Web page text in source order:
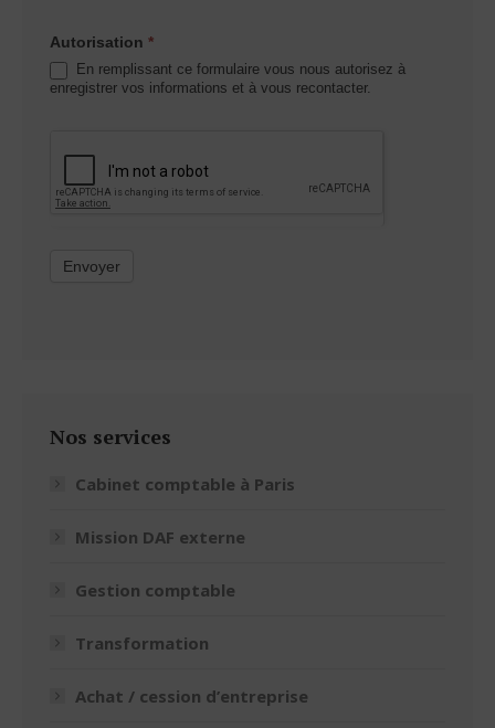
Autorisation *
En remplissant ce formulaire vous nous autorisez à
enregistrer vos informations et à vous recontacter.
Envoyer
Nos services
Cabinet comptable à Paris
Mission DAF externe
Gestion comptable
Transformation
Achat / cession d’entreprise